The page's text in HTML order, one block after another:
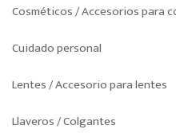
Cosméticos / Accesorios para
Cuidado personal
Lentes / Accesorio para lentes
Llaveros / Colgantes